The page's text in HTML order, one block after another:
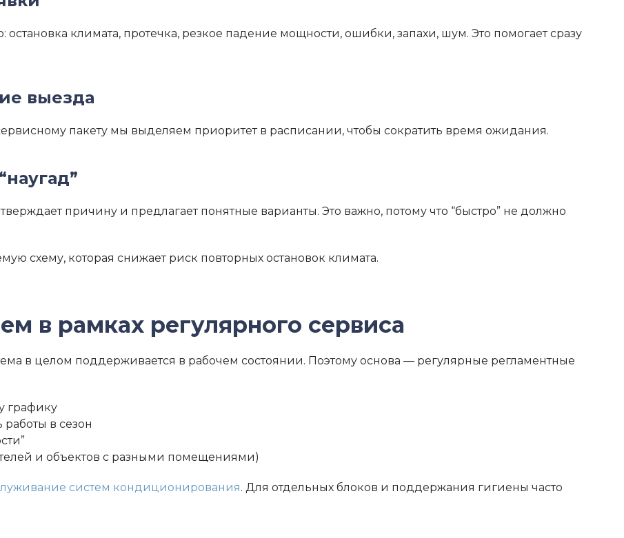
остановка климата, протечка, резкое падение мощности, ошибки, запахи, шум. Это помогает сразу
выезда
пакету мы выделяем приоритет в расписании, чтобы сократить время ожидания.
причину и предлагает понятные варианты. Это важно, потому что “быстро” не должно
схему, которая снижает риск повторных остановок климата.
в рамках регулярного сервиса
в целом поддерживается в рабочем состоянии. Поэтому основа — регулярные регламентные
графику
в сезон
и объектов с разными помещениями)
систем кондиционирования. Для отдельных блоков и поддержания гигиены часто